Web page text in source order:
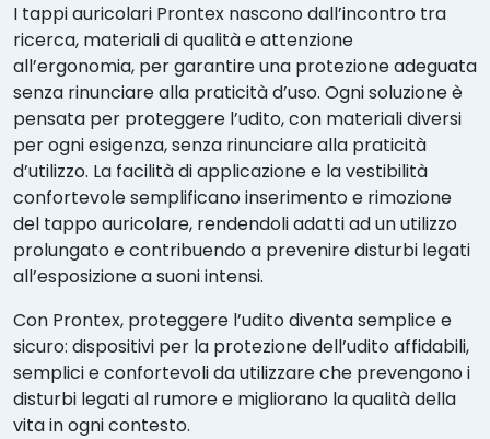
I tappi auricolari Prontex nascono dall’incontro tra
ricerca, materiali di qualità e attenzione
all’ergonomia, per garantire una protezione adeguata
senza rinunciare alla praticità d’uso. Ogni soluzione è
pensata per proteggere l’udito, con materiali diversi
per ogni esigenza, senza rinunciare alla praticità
d’utilizzo. La facilità di applicazione e la vestibilità
confortevole semplificano inserimento e rimozione
del tappo auricolare, rendendoli adatti ad un utilizzo
prolungato e contribuendo a prevenire disturbi legati
all’esposizione a suoni intensi.
Con Prontex, proteggere l’udito diventa semplice e
sicuro: dispositivi per la protezione dell’udito affidabili,
semplici e confortevoli da utilizzare che prevengono i
disturbi legati al rumore e migliorano la qualità della
vita in ogni contesto.